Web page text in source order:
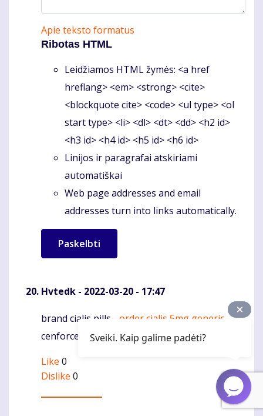
Apie teksto formatus
Ribotas HTML
Leidžiamos HTML žymės: <a href
hreflang> <em> <strong> <cite>
<blockquote cite> <code> <ul type> <ol
start type> <li> <dl> <dt> <dd> <h2 id>
<h3 id> <h4 id> <h5 id> <h6 id>
Linijos ir paragrafai atskiriami
automatiškai
Web page addresses and email
addresses turn into links automatically.
Hvtedk - 2022-03-20 - 17:47
Komentaras
brand cialis pills - order cialis 5mg generic
cenforce 100mg tablet
Like 0
Dislike 0
Sveiki. Kaip galime padėti?